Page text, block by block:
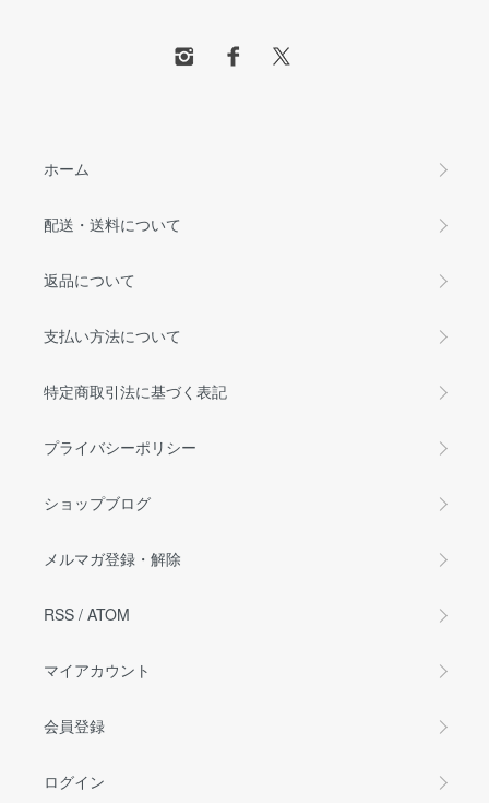
ホーム
配送・送料について
返品について
支払い方法について
特定商取引法に基づく表記
プライバシーポリシー
ショップブログ
メルマガ登録・解除
RSS / ATOM
マイアカウント
会員登録
ログイン